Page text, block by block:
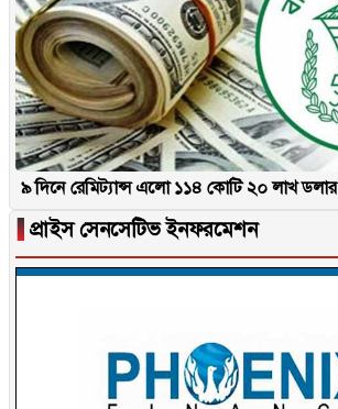
৯ দিনে রেমিট্যান্স এলো ১১৪ কোটি ২০ লাখ ডলার
▐ প্রাইস সেনসেটিভ ইনফরমেশন